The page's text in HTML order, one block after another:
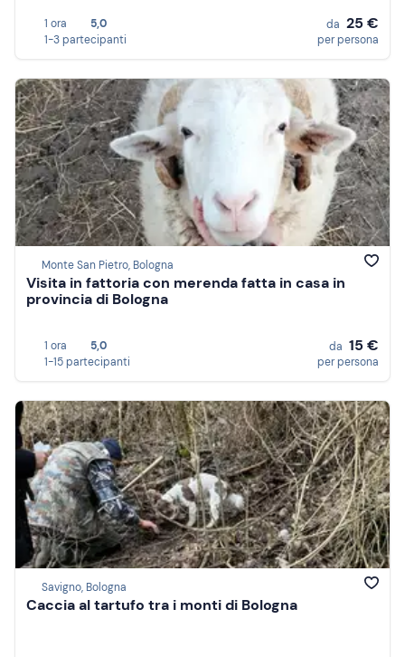
1 ora
5,0
1-3 partecipanti
da 25 €
per persona
Monte San Pietro, Bologna
Visita in fattoria con merenda fatta in casa in
provincia di Bologna
1 ora
5,0
1-15 partecipanti
da 15 €
per persona
Savigno, Bologna
Caccia al tartufo tra i monti di Bologna